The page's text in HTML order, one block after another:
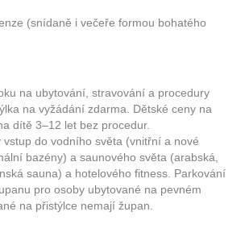
(snídaně i večeře formou bohatého
na ubytování, stravování a procedury
na vyžádání zdarma. Dětské ceny na
dítě 3–12 let bez procedur.
vstup do vodního světa (vnitřní a nové
bazény) a saunového světa (arabská,
sauna) a hotelového fitness. Parkování
pro osoby ubytované na pevném
na přistýlce nemají župan.